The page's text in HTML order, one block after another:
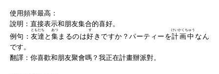
使用頻率最高：
說明：直接表示和朋友集合的喜好。
例句： 友達
ともだち
と集
あつ
まるのは好
す
きですか？パーティーを計画中
けいかくちゅう
なん
です。
翻譯：你喜歡和朋友聚會嗎？我正在計畫辦派對。